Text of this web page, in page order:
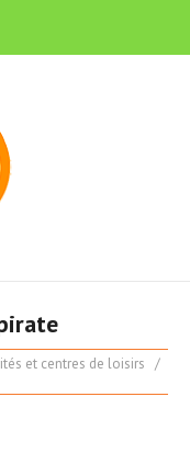
et centres de loisirs